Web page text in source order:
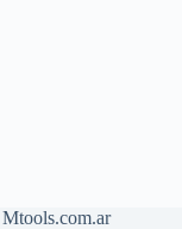
Mtools.com.ar